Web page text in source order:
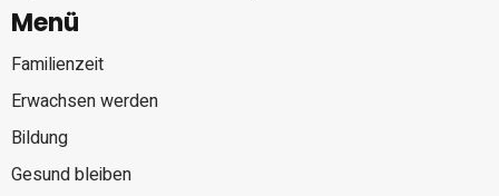
Menü
Familienzeit
Erwachsen werden
Bildung
Gesund bleiben